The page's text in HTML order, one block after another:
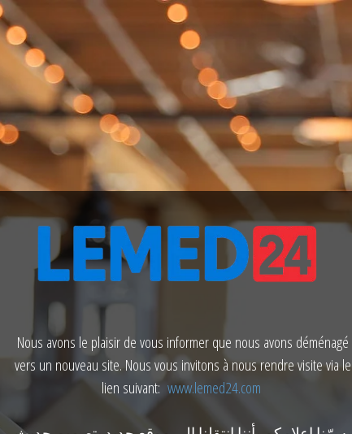
Nous avons le plaisir de vous informer que nous avons déménagé
vers un nouveau site. Nous vous invitons à nous rendre visite via le
lien suivant: www.lemed24.com